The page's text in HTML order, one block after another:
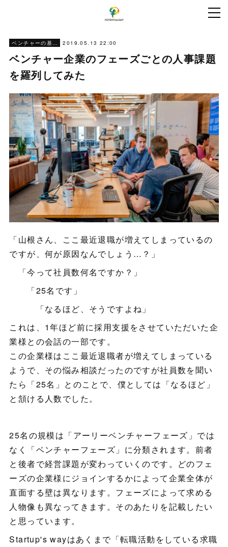
ベンチャーの基本情報 2019.05.13 22:00
ベンチャー企業のフェーズごとの人事課題
を羅列してみた
「山根さん、ここ最近退職が増えてしまっているの
ですが、何が原因なんでしょう…？」
「今って社員数何名ですか？」
「25名です」
「なるほど、そうですよね」
これは、1年ほど前に採用支援をさせていただいた企
業様との会話の一部です。
この企業様はここ最近退職者が増えてしまっている
ようで、その悩み相談だったのですが社員数を聞い
たら「25名」とのことで、僕としては「なるほど」
と頷ける人数でした。
25名の規模は「アーリーベンチャーフェーズ」では
なく「ベンチャーフェーズ」に分類されます。前者
と後者で経営課題が変わっていくのです。どのフェ
ーズの企業様にジョインするかによって企業全体が
直面する壁は異なります。フェーズによって求める
人物像も異なってきます。そのあたりを記載したい
と思っています。
Startup's wayはあくまで「転職活動をしている求職